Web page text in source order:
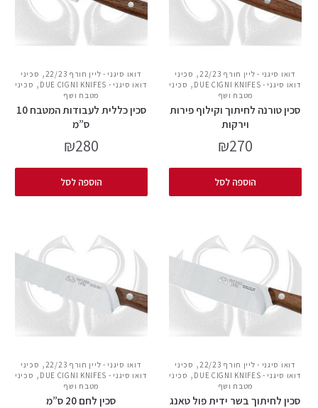
דואו סיגני - ליין חורף 22/23 , סכיני
דואו סיגני - DUE CIGNI KNIFES
, סכיני
מטבח ושף
סכין טורנה לחיתוך וקילוף פירות
וירקות
₪270
הוספה לסל
דואו סיגני - ליין חורף 22/23 , סכיני
דואו סיגני - DUE CIGNI KNIFES
, סכיני
מטבח ושף
סכין כללית לעבודות המטבח 10
ס”מ
₪280
הוספה לסל
דואו סיגני - ליין חורף 22/23 , סכיני
דואו סיגני - DUE CIGNI KNIFES
, סכיני
מטבח ושף
סכין לחיתוך בשר ידית פול טאנג
דואו סיגני - ליין חורף 22/23 , סכיני
דואו סיגני - DUE CIGNI KNIFES
, סכיני
מטבח ושף
סכין לחם 20 ס”מ